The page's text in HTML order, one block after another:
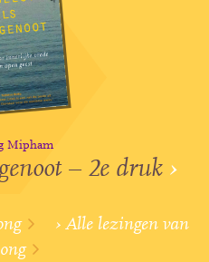
Mipham
– 2e druk ›
› Alle lezingen van